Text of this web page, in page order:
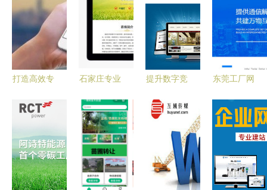
打造高效专
设服务 从
全流程解析
石家庄专业
网站建设服
务全攻略
提升数字竞
庄网站建设
服务的专业
指南
东莞工厂网
与青岛外放
手工活工厂